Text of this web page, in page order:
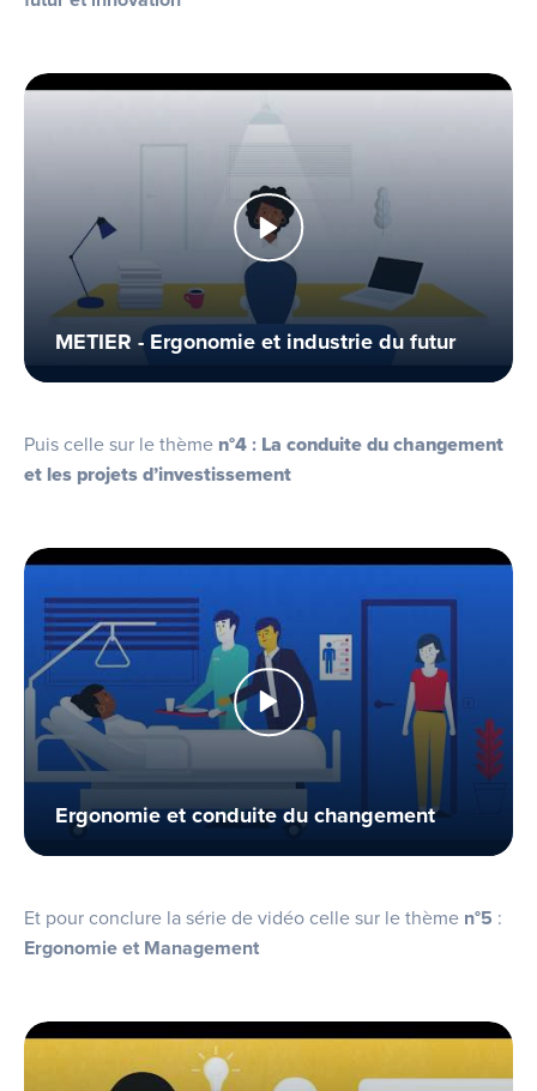
METIER - Ergonomie et industrie du futur
Puis celle sur le thème n°4 : La conduite du changement
et les projets d’investissement
Ergonomie et conduite du changement
Et pour conclure la série de vidéo celle sur le thème n°5 :
Ergonomie et Management